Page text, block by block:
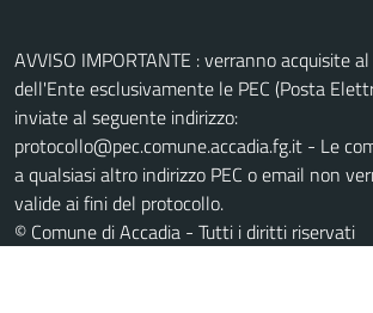
AVVISO IMPORTANTE : verranno acquisite
dell'Ente esclusivamente le PEC (Posta
inviate al seguente indirizzo:
protocollo@pec.comune.accadia.fg.it - Le
a qualsiasi altro indirizzo PEC o email non
valide ai fini del protocollo.
© Comune di Accadia - Tutti i diritti riservati